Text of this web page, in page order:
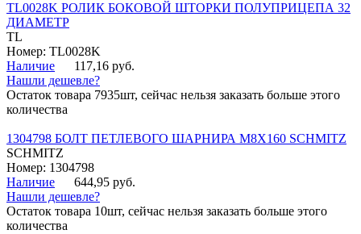
TL0028K РОЛИК БОКОВОЙ ШТОРКИ ПОЛУПРИЦЕПА 32
ДИАМЕТР
TL
Номер: TL0028K
Наличие
117,16 руб.
Нашли дешевле?
Остаток товара 7935шт, сейчас нельзя заказать больше этого
количества
1304798 БОЛТ ПЕТЛЕВОГО ШАРНИРА М8Х160 SCHMITZ
SCHMITZ
Номер: 1304798
Наличие
644,95 руб.
Нашли дешевле?
Остаток товара 10шт, сейчас нельзя заказать больше этого
количества